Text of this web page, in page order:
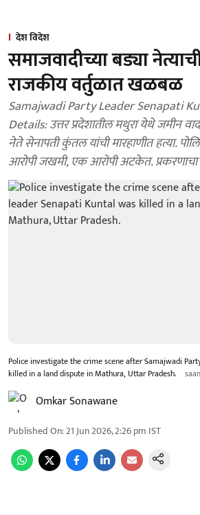
देश विदेश
समाजवादीच्या बड्या
राजकीय वर्तुळात खळबळ
Samajwadi Party Leader Senapati
Details: उत्तर प्रदेशातील मथुरा येथे जमीन
नेते सेनापती कुंतल यांची मारहाणीत हत्या.
आरोपी जखमी, एक आरोपी अटकेत.
Police investigate the crime scene after Samajwadi
killed in a land dispute in Mathura, Uttar Pradesh.
Omkar Sonawane
Published On:21 Jun 2026, 2:26 pm IST